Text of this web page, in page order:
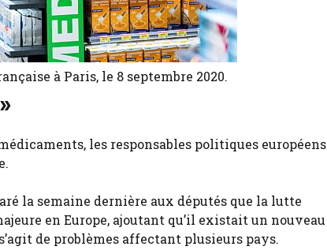
à Paris, le 8 septembre 2020.
les responsables politiques européens
la semaine dernière aux députés que la lutte
en Europe, ajoutant qu’il existait un nouveau
de problèmes affectant plusieurs pays.